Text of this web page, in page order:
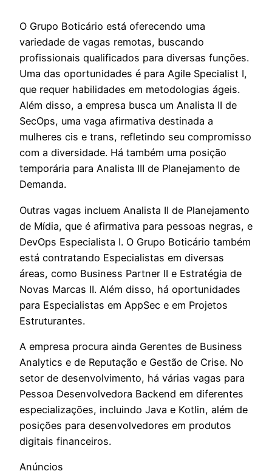
O Grupo Boticário está oferecendo uma
variedade de vagas remotas, buscando
profissionais qualificados para diversas funções.
Uma das oportunidades é para Agile Specialist I,
que requer habilidades em metodologias ágeis.
Além disso, a empresa busca um Analista II de
SecOps, uma vaga afirmativa destinada a
mulheres cis e trans, refletindo seu compromisso
com a diversidade. Há também uma posição
temporária para Analista III de Planejamento de
Demanda.
Outras vagas incluem Analista II de Planejamento
de Mídia, que é afirmativa para pessoas negras, e
DevOps Especialista I. O Grupo Boticário também
está contratando Especialistas em diversas
áreas, como Business Partner II e Estratégia de
Novas Marcas II. Além disso, há oportunidades
para Especialistas em AppSec e em Projetos
Estruturantes.
A empresa procura ainda Gerentes de Business
Analytics e de Reputação e Gestão de Crise. No
setor de desenvolvimento, há várias vagas para
Pessoa Desenvolvedora Backend em diferentes
especializações, incluindo Java e Kotlin, além de
posições para desenvolvedores em produtos
digitais financeiros.
Anúncios